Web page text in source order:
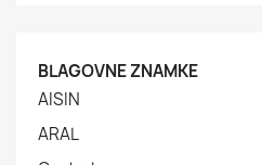
BLAGOVNE ZNAMKE
AISIN
ARAL